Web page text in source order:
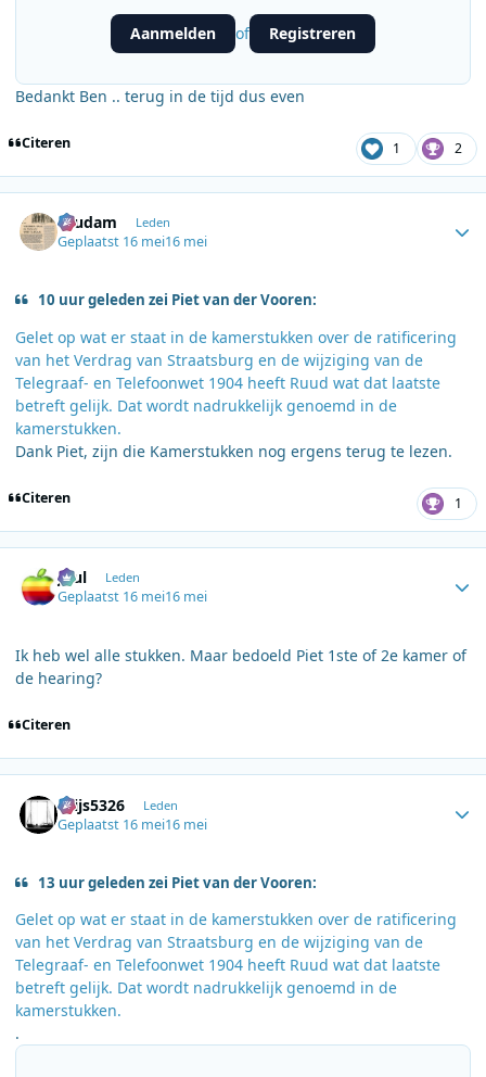
Aanmelden of Registreren
Bedankt Ben .. terug in de tijd dus even
Citeren 1 2
ruudam Leden
Geplaatst 16 mei16 mei
10 uur geleden zei Piet van der Vooren:
Gelet op wat er staat in de kamerstukken over de ratificering
van het Verdrag van Straatsburg en de wijziging van de
Telegraaf- en Telefoonwet 1904 heeft Ruud wat dat laatste
betreft gelijk. Dat wordt nadrukkelijk genoemd in de
kamerstukken.
Dank Piet, zijn die Kamerstukken nog ergens terug te lezen.
Citeren 1
Juul Leden
Geplaatst 16 mei16 mei
Ik heb wel alle stukken. Maar bedoeld Piet 1ste of 2e kamer of
de hearing?
Citeren
thijs5326 Leden
Geplaatst 16 mei16 mei
13 uur geleden zei Piet van der Vooren:
Gelet op wat er staat in de kamerstukken over de ratificering
van het Verdrag van Straatsburg en de wijziging van de
Telegraaf- en Telefoonwet 1904 heeft Ruud wat dat laatste
betreft gelijk. Dat wordt nadrukkelijk genoemd in de
kamerstukken.
.